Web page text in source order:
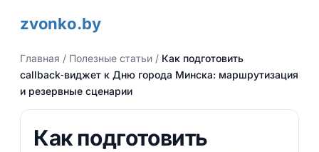
zvonko.by
Главная / Полезные статьи/ Как подготовить
callback‑виджет к Дню города Минска: маршрутизация
и резервные сценарии
Как подготовить